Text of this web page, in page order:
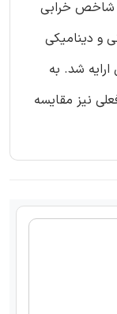
شاخص خرابی
و دینامیکی
شد. به
نیز مقایسه